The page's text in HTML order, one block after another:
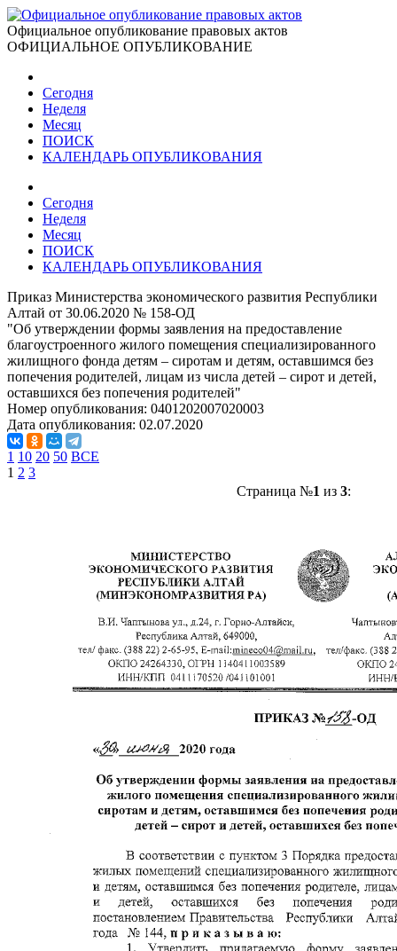
Официальное опубликование правовых актов
ОФИЦИАЛЬНОЕ ОПУБЛИКОВАНИЕ
Сегодня
Неделя
Месяц
ПОИСК
КАЛЕНДАРЬ ОПУБЛИКОВАНИЯ
Сегодня
Неделя
Месяц
ПОИСК
КАЛЕНДАРЬ ОПУБЛИКОВАНИЯ
Приказ Министерства экономического развития Республики
Алтай от 30.06.2020 № 158-ОД
"Об утверждении формы заявления на предоставление
благоустроенного жилого помещения специализированного
жилищного фонда детям – сиротам и детям, оставшимся без
попечения родителей, лицам из числа детей – сирот и детей,
оставшихся без попечения родителей"
Номер опубликования: 0401202007020003
Дата опубликования: 02.07.2020
1 10 20 50 ВСЕ
1 2 3
Страница №1 из 3: